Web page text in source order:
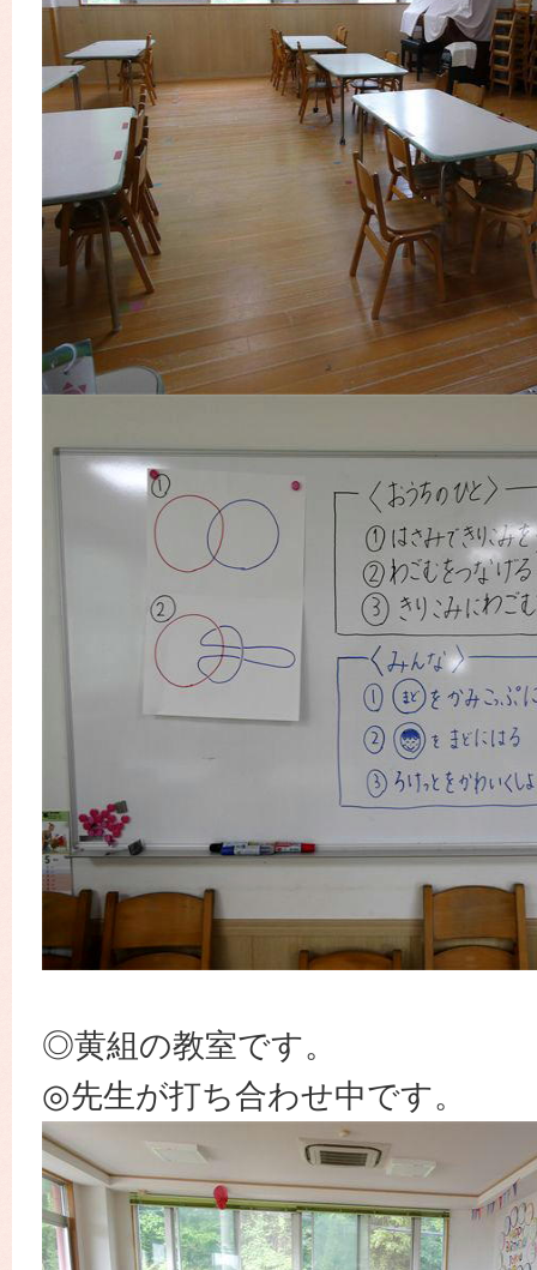
◎黄組の教室です。
◎先生が打ち合わせ中です。